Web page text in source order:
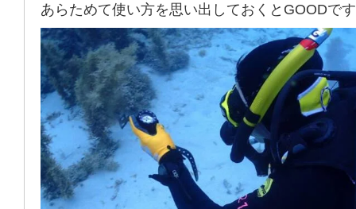
あらためて使い方を思い出しておくとGOODで